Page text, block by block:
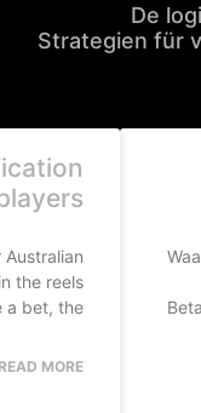
De
Strategien für
the reels
a bet, the
READ MORE »